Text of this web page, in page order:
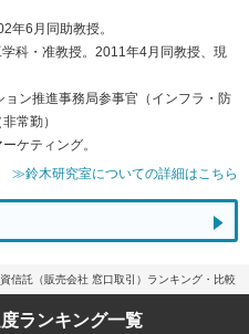
年6月同助教授。
科・准教授。2011年4月同教授、現
ン推進事務局参事官（インフラ・防
常勤）
ケティング。
≫鈴木研究室についての詳細はこちら
信託（販売会社 窓口取引）ランキング・比較
ランキング一覧